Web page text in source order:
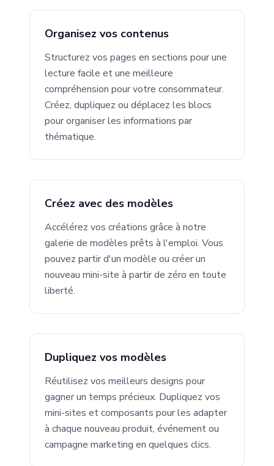
Organisez vos contenus
Structurez vos pages en sections pour une
lecture facile et une meilleure
compréhension pour votre consommateur.
Créez, dupliquez ou déplacez les blocs
pour organiser les informations par
thématique.
Créez avec des modèles
Accélérez vos créations grâce à notre
galerie de modèles prêts à l'emploi. Vous
pouvez partir d'un modèle ou créer un
nouveau mini-site à partir de zéro en toute
liberté.
Dupliquez vos modèles
Réutilisez vos meilleurs designs pour
gagner un temps précieux. Dupliquez vos
mini-sites et composants pour les adapter
à chaque nouveau produit, événement ou
campagne marketing en quelques clics.